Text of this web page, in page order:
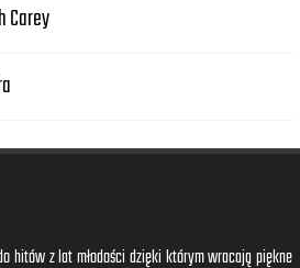
Carey
hitów z lat młodości dzięki którym wracają piękne